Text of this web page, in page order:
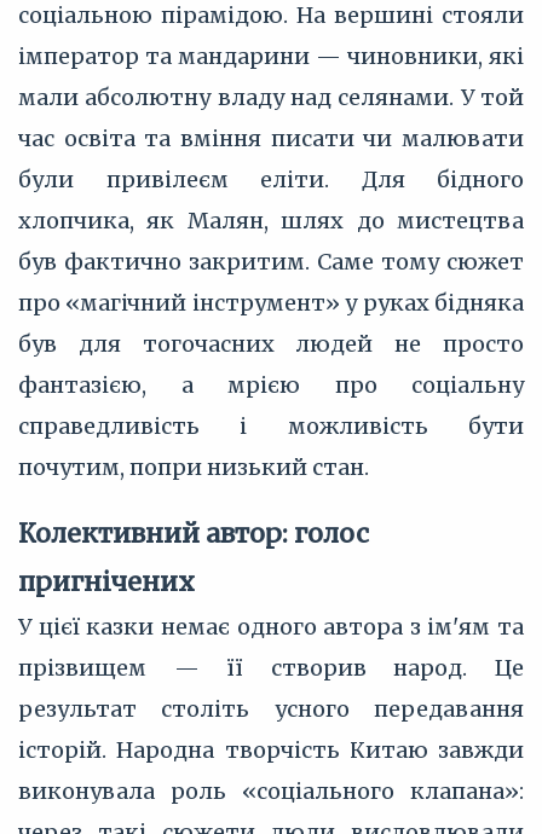
соціальною пірамідою. На вершині стояли
імператор та мандарини — чиновники, які
мали абсолютну владу над селянами. У той
час освіта та вміння писати чи малювати
були привілеєм еліти. Для бідного
хлопчика, як Малян, шлях до мистецтва
був фактично закритим. Саме тому сюжет
про «магічний інструмент» у руках бідняка
був для тогочасних людей не просто
фантазією, а мрією про соціальну
справедливість і можливість бути
почутим, попри низький стан.
Колективний автор: голос
пригнічених
У цієї казки немає одного автора з ім'ям та
прізвищем — її створив народ. Це
результат століть усного передавання
історій. Народна творчість Китаю завжди
виконувала роль «соціального клапана»: